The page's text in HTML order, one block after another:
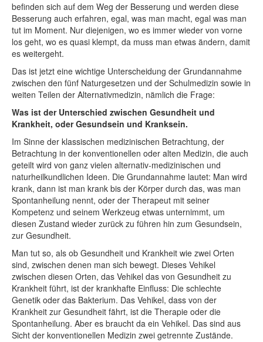
befinden sich auf dem Weg der Besserung und werden diese
Besserung auch erfahren, egal, was man macht, egal was man
tut im Moment. Nur diejenigen, wo es immer wieder von vorne
los geht, wo es quasi klempt, da muss man etwas ändern, damit
es weitergeht.
Das ist jetzt eine wichtige Unterscheidung der Grundannahme
zwischen den fünf Naturgesetzen und der Schulmedizin sowie in
weiten Teilen der Alternativmedizin, nämlich die Frage:
Was ist der Unterschied zwischen Gesundheit und
Krankheit, oder Gesundsein und Kranksein.
Im Sinne der klassischen medizinischen Betrachtung, der
Betrachtung in der konventionellen oder alten Medizin, die auch
geteilt wird von ganz vielen alternativ-medizinischen und
naturheilkundlichen Ideen. Die Grundannahme lautet: Man wird
krank, dann ist man krank bis der Körper durch das, was man
Spontanheilung nennt, oder der Therapeut mit seiner
Kompetenz und seinem Werkzeug etwas unternimmt, um
diesen Zustand wieder zurück zu führen hin zum Gesundsein,
zur Gesundheit.
Man tut so, als ob Gesundheit und Krankheit wie zwei Orten
sind, zwischen denen man sich bewegt. Dieses Vehikel
zwischen diesen Orten, das Vehikel das von Gesundheit zu
Krankheit führt, ist der krankhafte Einfluss: Die schlechte
Genetik oder das Bakterium. Das Vehikel, dass von der
Krankheit zur Gesundheit fährt, ist die Therapie oder die
Spontanheilung. Aber es braucht da ein Vehikel. Das sind aus
Sicht der konventionellen Medizin zwei getrennte Zustände.